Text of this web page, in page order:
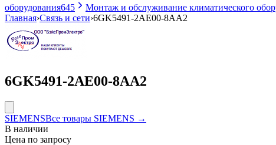
оборудования645 Монтаж и обслуживание климатического
Главная›Связь и сети›6GK5491-2AE00-8AA2
6GK5491-2AE00-8AA2
SIEMENSВсе товары SIEMENS →
В наличии
Цена по запросу